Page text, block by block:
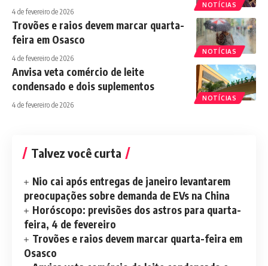
NOTÍCIAS
4 de fevereiro de 2026
NOTÍCIAS
Trovões e raios devem marcar quarta-
feira em Osasco
4 de fevereiro de 2026
NOTÍCIAS
Anvisa veta comércio de leite
condensado e dois suplementos
4 de fevereiro de 2026
Talvez você curta
Nio cai após entregas de janeiro levantarem
preocupações sobre demanda de EVs na China
Horóscopo: previsões dos astros para quarta-
feira, 4 de fevereiro
Trovões e raios devem marcar quarta-feira em
Osasco